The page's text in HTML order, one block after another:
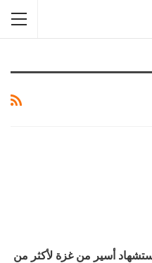
أسير من غزة لأكثر من